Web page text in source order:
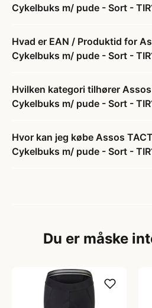
Cykelbuks m/ pude - Sort -
Hvad er EAN / Produktid for
Cykelbuks m/ pude - Sort -
Hvilken kategori tilhører
Cykelbuks m/ pude - Sort -
Hvor kan jeg købe Assos
Cykelbuks m/ pude - Sort -
Du er måske